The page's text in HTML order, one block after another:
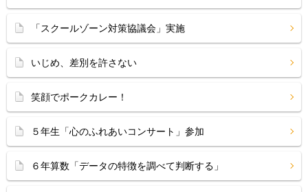
「スクールゾーン対策協議会」実施
いじめ、差別を許さない
笑顔でポークカレー！
５年生「心のふれあいコンサート」参加
６年算数「データの特徴を調べて判断する」